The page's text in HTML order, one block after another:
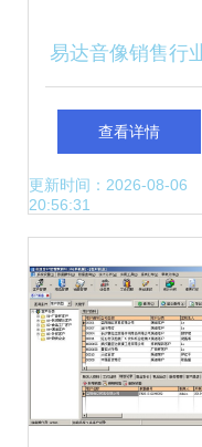
易达音像销售行
管理软件——重塑
运营效率的数字引
查看详情
更新时间：2026-08-06
20:56:31